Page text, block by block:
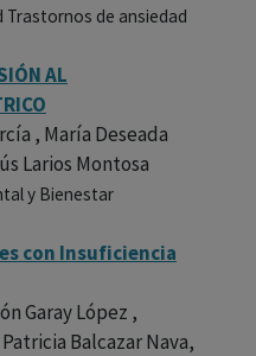
Trastornos de ansiedad
AL
, María Deseada
Larios Montosa
y Bienestar
con Insuficiencia
Garay López ,
Balcazar Nava,